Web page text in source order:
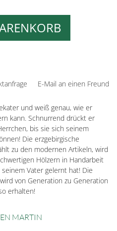
E-Mail an einen Freund
und weiß genau, wie er
kann. Schnurrend drückt er
bis sie sich seinem
Die erzgebirgische
zu den modernen Artikeln, wird
Hölzern in Handarbeit
Vater gelernt hat! Die
von Generation zu Generation
erhalten!
MARTIN